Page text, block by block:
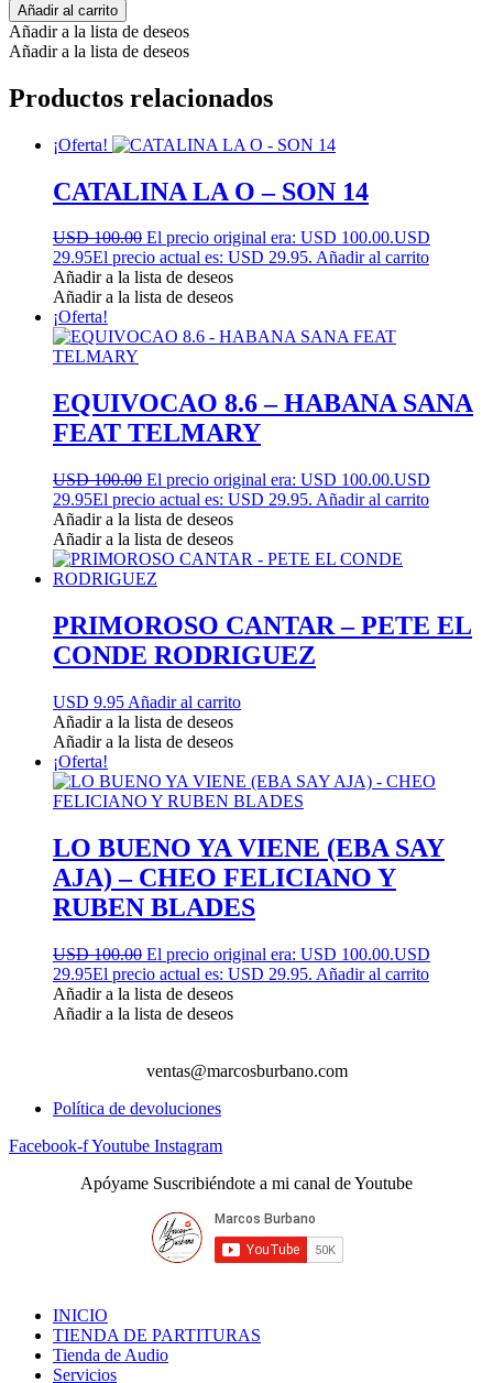
Añadir al carrito
Añadir a la lista de deseos
Añadir a la lista de deseos
Productos relacionados
¡Oferta!
CATALINA LA O – SON 14
USD 100.00 El precio original era: USD 100.00.USD
29.95El precio actual es: USD 29.95. Añadir al carrito
Añadir a la lista de deseos
Añadir a la lista de deseos
¡Oferta!
EQUIVOCAO 8.6 – HABANA SANA
FEAT TELMARY
USD 100.00 El precio original era: USD 100.00.USD
29.95El precio actual es: USD 29.95. Añadir al carrito
Añadir a la lista de deseos
Añadir a la lista de deseos
PRIMOROSO CANTAR – PETE EL
CONDE RODRIGUEZ
USD 9.95 Añadir al carrito
Añadir a la lista de deseos
Añadir a la lista de deseos
¡Oferta!
LO BUENO YA VIENE (EBA SAY
AJA) – CHEO FELICIANO Y
RUBEN BLADES
USD 100.00 El precio original era: USD 100.00.USD
29.95El precio actual es: USD 29.95. Añadir al carrito
Añadir a la lista de deseos
Añadir a la lista de deseos
ventas@marcosburbano.com
Política de devoluciones
Facebook-fYoutube Instagram
Apóyame Suscribiéndote a mi canal de Youtube
INICIO
TIENDA DE PARTITURAS
Tienda de Audio
Servicios